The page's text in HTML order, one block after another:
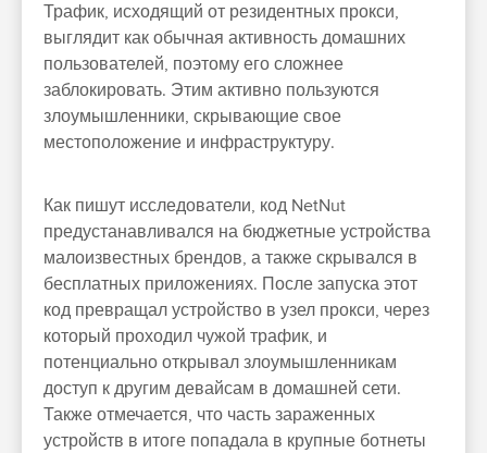
Трафик, исходящий от резидентных прокси,
выглядит как обычная активность домашних
пользователей, поэтому его сложнее
заблокировать. Этим активно пользуются
злоумышленники, скрывающие свое
местоположение и инфраструктуру.
Как пишут исследователи, код NetNut
предустанавливался на бюджетные устройства
малоизвестных брендов, а также скрывался в
бесплатных приложениях. После запуска этот
код превращал устройство в узел прокси, через
который проходил чужой трафик, и
потенциально открывал злоумышленникам
доступ к другим девайсам в домашней сети.
Также отмечается, что часть зараженных
устройств в итоге попадала в крупные ботнеты